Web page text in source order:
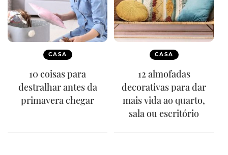
CASA
10 coisas para
destralhar antes da
primavera chegar
CASA
12 almofadas
decorativas para dar
mais vida ao quarto,
sala ou escritório